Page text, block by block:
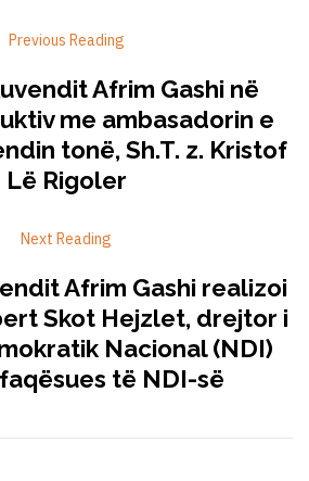
Previous Reading
Afrim Gashi në
me ambasadorin e
tonë, Sh.T. z. Kristof
Lë Rigoler
Next Reading
Afrim Gashi realizoi
Skot Hejzlet, drejtor i
Nacional (NDI)
të NDI-së